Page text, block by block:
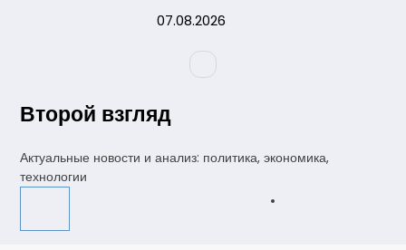
07.08.2026
Второй взгляд
Актуальные новости и анализ: политика, экономика,
технологии